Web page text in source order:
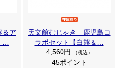
ア
天文館むじゃき 鹿児島コ
ラボセット【白熊＆…
4,560円
（税込）
45ポイント